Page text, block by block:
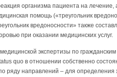
организма пациента на
помощь («треугольник
вредоносности» также
при оказании медицинских услуг.
экспертизы по
quo в отношении собственно
ряду направлений – для